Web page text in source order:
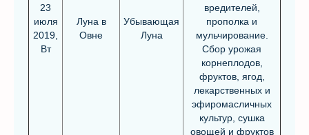
23
июля
2019,
Вт
Луна в
Овне
Убывающая
Луна
вредителей,
прополка и
мульчирование.
Сбор урожая
корнеплодов,
фруктов, ягод,
лекарственных и
эфиромасличных
культур, сушка
овощей и фруктов